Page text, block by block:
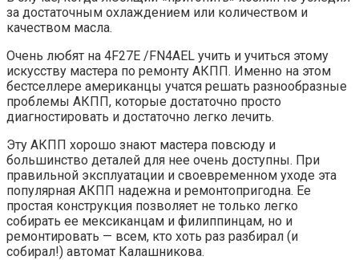
за достаточным охлаждением или количеством и
качеством масла.
Очень любят на 4F27E /FN4AEL учить и учиться этому
искусству мастера по ремонту АКПП. Именно на этом
бестселлере американцы учатся решать разнообразные
проблемы АКПП, которые достаточно просто
диагностировать и достаточно легко лечить.
Эту АКПП хорошо знают мастера повсюду и
большинство деталей для нее очень доступны. При
правильной эксплуатации и своевременном уходе эта
популярная АКПП надежна и ремонтопригодна. Ее
простая конструкция позволяет не только легко
собирать ее мексиканцам и филиппинцам, но и
ремонтировать — всем, кто хоть раз разбирал (и
собирал!) автомат Калашникова.